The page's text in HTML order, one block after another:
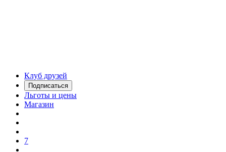
Клуб друзей
Подписаться
Льготы и цены
Магазин
7